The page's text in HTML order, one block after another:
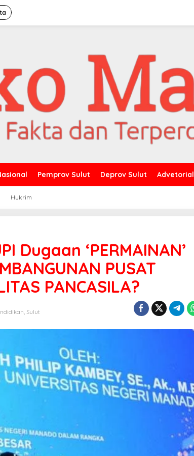
Pemprov Sulut Deprov Sulut Advetorial
Hukrim
Dugaan ‘PERMAINAN’
PUSAT
PANCASILA?
Sulut